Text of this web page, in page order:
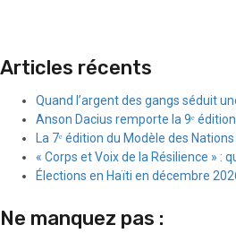
Articles récents
Quand l’argent des gangs séduit
Anson Dacius remporte la 9ᵉ
La 7ᵉ édition du Modèle des
« Corps et Voix de la Résilience » :
Élections en Haïti en décembre
Ne manquez pas :